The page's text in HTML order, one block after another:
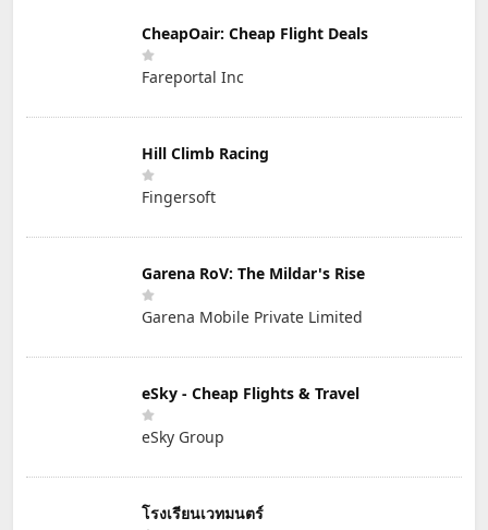
CheapOair: Cheap Flight Deals
Fareportal Inc
Hill Climb Racing
Fingersoft
Garena RoV: The Mildar's Rise
Garena Mobile Private Limited
eSky - Cheap Flights & Travel
eSky Group
โรงเรียนเวทมนตร์